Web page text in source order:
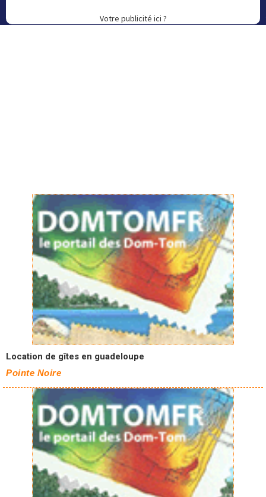
Votre publicité ici ?
Location de gîtes en guadeloupe
Pointe Noire